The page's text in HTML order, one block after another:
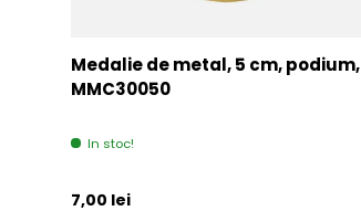
Medalie de metal, 5 cm, podium,
MMC30050
In stoc!
Pret initial
7,00 lei